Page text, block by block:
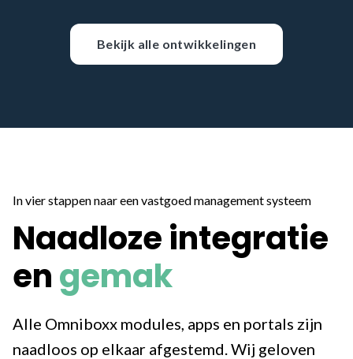
Bekijk alle ontwikkelingen
In vier stappen naar een vastgoed management systeem
Naadloze integratie
engemak
Alle Omniboxx modules, apps en portals zijn
naadloos op elkaar afgestemd. Wij geloven